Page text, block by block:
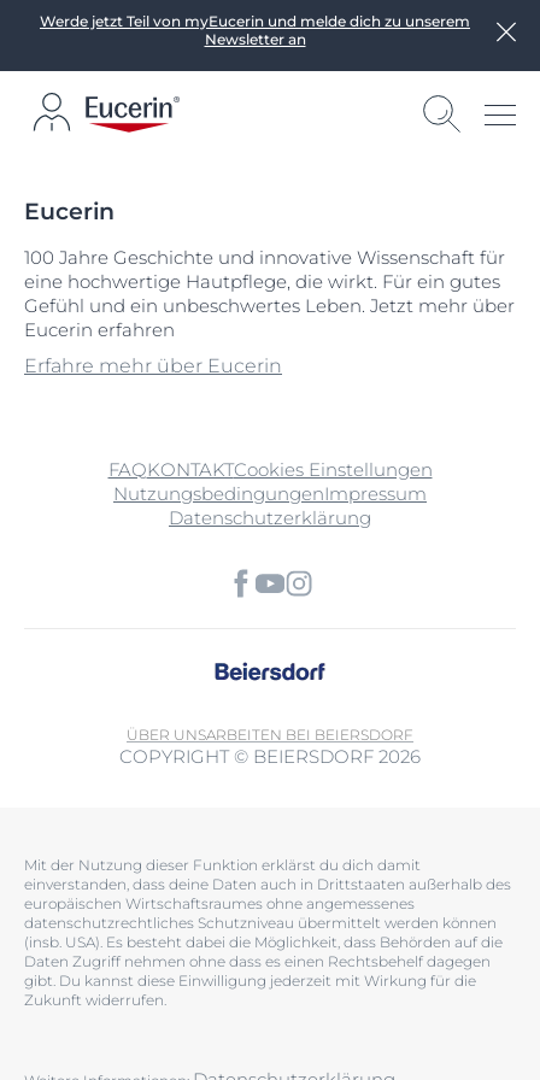
Werde jetzt Teil von myEucerin und melde dich zu unserem
Newsletter an
Eucerin
100 Jahre Geschichte und innovative Wissenschaft für
eine hochwertige Hautpflege, die wirkt. Für ein gutes
Gefühl und ein unbeschwertes Leben. Jetzt mehr über
Eucerin erfahren
Erfahre mehr über Eucerin
FAQKONTAKTCookies Einstellungen
NutzungsbedingungenImpressum
Datenschutzerklärung
ÜBER UNSARBEITEN BEI BEIERSDORF
COPYRIGHT © BEIERSDORF 2026
Mit der Nutzung dieser Funktion erklärst du dich damit
einverstanden, dass deine Daten auch in Drittstaaten außerhalb des
europäischen Wirtschaftsraumes ohne angemessenes
datenschutzrechtliches Schutzniveau übermittelt werden können
(insb. USA). Es besteht dabei die Möglichkeit, dass Behörden auf die
Daten Zugriff nehmen ohne dass es einen Rechtsbehelf dagegen
gibt. Du kannst diese Einwilligung jederzeit mit Wirkung für die
Zukunft widerrufen.